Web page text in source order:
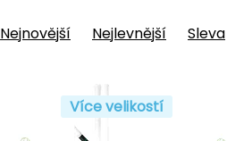
Nejnovější Nejlevnější
Sleva
Více velikostí